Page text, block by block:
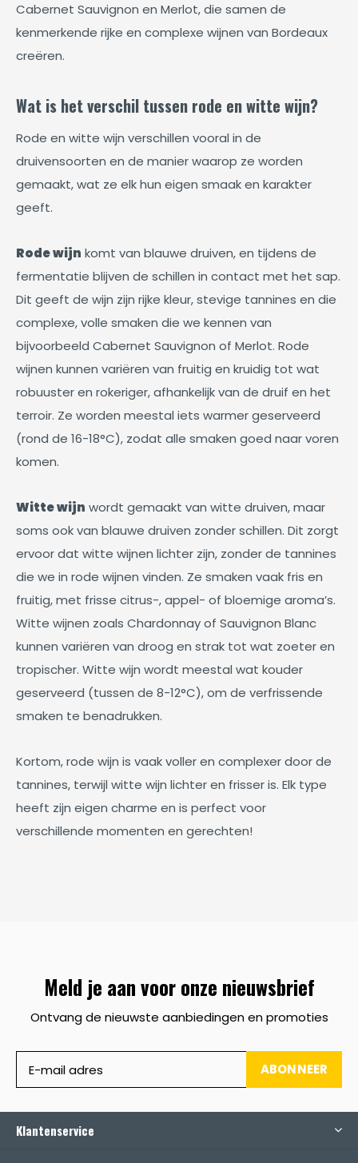
Cabernet Sauvignon en Merlot, die samen de
kenmerkende rijke en complexe wijnen van Bordeaux
creëren.
Wat is het verschil tussen rode en witte wijn?
Rode en witte wijn verschillen vooral in de
druivensoorten en de manier waarop ze worden
gemaakt, wat ze elk hun eigen smaak en karakter
geeft.
Rode wijn komt van blauwe druiven, en tijdens de
fermentatie blijven de schillen in contact met het sap.
Dit geeft de wijn zijn rijke kleur, stevige tannines en die
complexe, volle smaken die we kennen van
bijvoorbeeld Cabernet Sauvignon of Merlot. Rode
wijnen kunnen variëren van fruitig en kruidig tot wat
robuuster en rokeriger, afhankelijk van de druif en het
terroir. Ze worden meestal iets warmer geserveerd
(rond de 16-18°C), zodat alle smaken goed naar voren
komen.
Witte wijn wordt gemaakt van witte druiven, maar
soms ook van blauwe druiven zonder schillen. Dit zorgt
ervoor dat witte wijnen lichter zijn, zonder de tannines
die we in rode wijnen vinden. Ze smaken vaak fris en
fruitig, met frisse citrus-, appel- of bloemige aroma’s.
Witte wijnen zoals Chardonnay of Sauvignon Blanc
kunnen variëren van droog en strak tot wat zoeter en
tropischer. Witte wijn wordt meestal wat kouder
geserveerd (tussen de 8-12°C), om de verfrissende
smaken te benadrukken.
Kortom, rode wijn is vaak voller en complexer door de
tannines, terwijl witte wijn lichter en frisser is. Elk type
heeft zijn eigen charme en is perfect voor
verschillende momenten en gerechten!
Meld je aan voor onze nieuwsbrief
Ontvang de nieuwste aanbiedingen en promoties
ABONNEER
Klantenservice